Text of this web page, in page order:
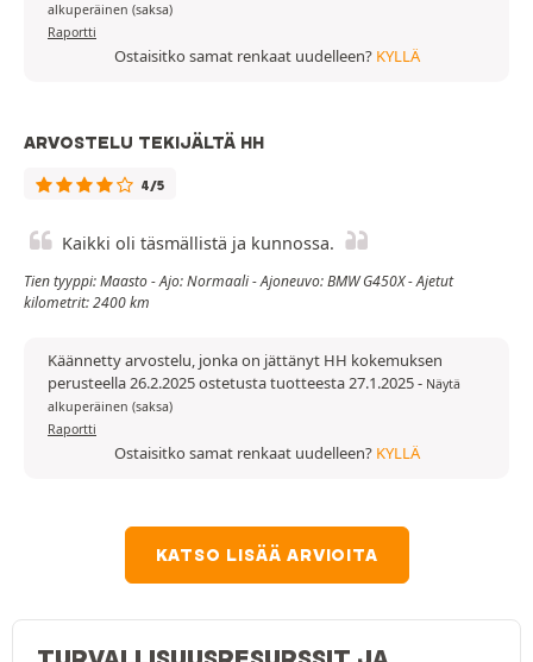
alkuperäinen (saksa)
Raportti
Ostaisitko samat renkaat uudelleen? KYLLÄ
ARVOSTELU TEKIJÄLTÄ HH
4/5
Kaikki oli täsmällistä ja kunnossa.
Tien tyyppi: Maasto - Ajo: Normaali - Ajoneuvo: BMW G450X - Ajetut
kilometrit: 2400 km
Käännetty arvostelu, jonka on jättänyt HH kokemuksen
perusteella 26.2.2025 ostetusta tuotteesta 27.1.2025- Näytä
alkuperäinen (saksa)
Raportti
Ostaisitko samat renkaat uudelleen? KYLLÄ
KATSO LISÄÄ ARVIOITA